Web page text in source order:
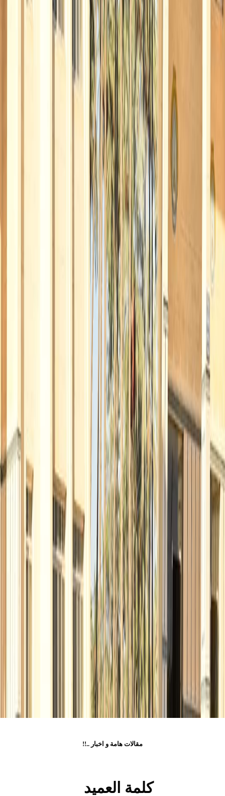
!!.. مقالات هامة و اخبار
كلمة العميد